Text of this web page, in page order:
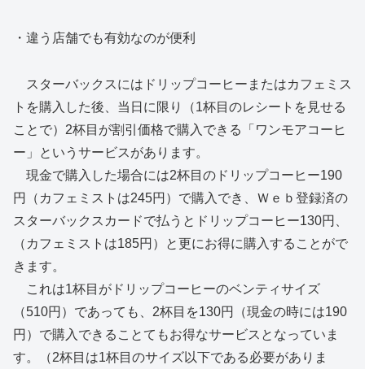
・違う店舗でも有効なのが便利
スターバックスにはドリップコーヒーまたはカフェミス
トを購入した後、当日に限り（1杯目のレシートを見せる
ことで）2杯目が割引価格で購入できる「ワンモアコーヒ
ー」というサービスがあります。
現金で購入した場合には2杯目のドリップコーヒー190
円（カフェミストは245円）で購入でき、Ｗｅｂ登録済の
スターバックスカードで払うとドリップコーヒー130円、
（カフェミストは185円）と更にお得に購入することがで
きます。
これは1杯目がドリップコーヒーのベンティサイズ
（510円）であっても、2杯目を130円（現金の時には190
円）で購入できることてもお得なサービスとなっていま
す。（2杯目は1杯目のサイズ以下である必要がありま